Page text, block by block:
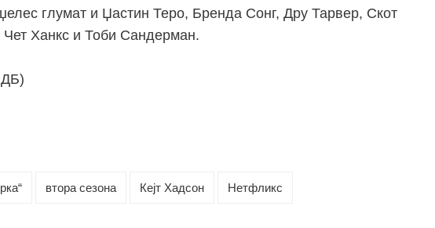
глумат и Џастин Теро, Бренда Сонг, Дру Тарвер, Скот
Чет Ханкс и Тоби Сандерман.
втора сезона Кејт Хадсон Нетфликс